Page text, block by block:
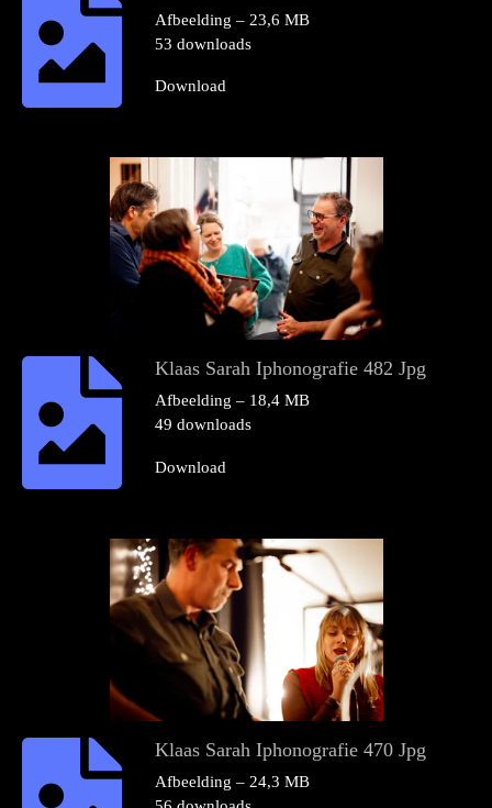
Afbeelding – 23,6 MB
53 downloads
Download
Klaas Sarah Iphonografie 482 Jpg
Afbeelding – 18,4 MB
49 downloads
Download
Klaas Sarah Iphonografie 470 Jpg
Afbeelding – 24,3 MB